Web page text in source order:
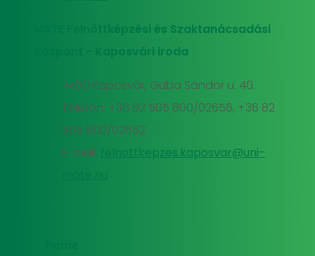
MATE Felnőttképzési és Szaktanácsadási
Központ - Kaposvári iroda
7400 Kaposvár, Guba Sándor u. 40.
Telefon: +36 82 505 800/02656, +36 82
505 800/02652
E-mail:
felnottkepzes.kaposvar@uni-